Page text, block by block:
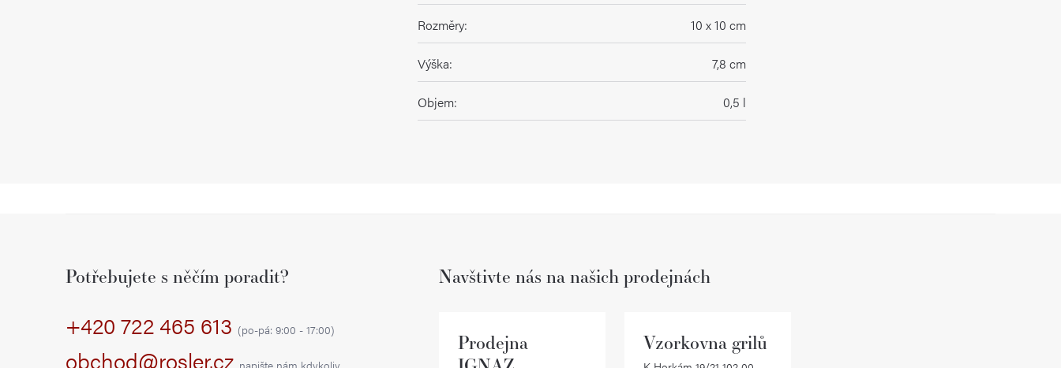
Rozměry: 10 x 10 cm
Výška: 7,8 cm
Objem: 0,5 l
Potřebujete s něčím poradit?
+420 722 465 613 (po-pá: 9:00 - 17:00)
obchod@rosler.cz
Navštivte nás na našich prodejnách
Prodejna
Vzorkovna grilů